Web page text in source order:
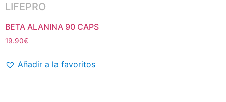
LIFEPRO
BETA ALANINA 90 CAPS
19.90€
Añadir a la favoritos